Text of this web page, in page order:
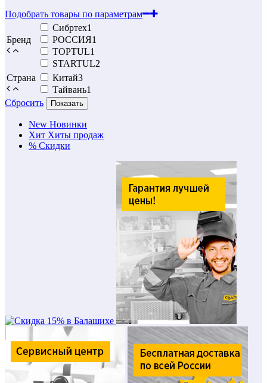
Подобрать товары по параметрам
Бренд
Сибртех1
РОССИЯ1
TOPTUL1
STARTUL2
Страна
Китай3
Тайвань1
Сбросить
Показать
New Новинки
Хит Хиты продаж
% Скидки